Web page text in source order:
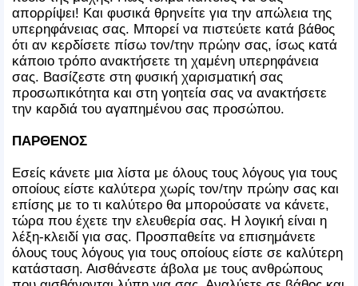
απορρίψει! Και φυσικά θρηνείτε για την απώλεια της
υπερηφάνειας σας. Μπορεί να πιστεύετε κατά βάθος
ότι αν κερδίσετε πίσω τον/την πρώην σας, ίσως κατά
κάποιο τρόπο ανακτήσετε τη χαμένη υπερηφάνεια
σας. Βασίζεστε στη φυσική χαρισματική σας
προσωπικότητα και στη γοητεία σας να ανακτήσετε
την καρδιά του αγαπημένου σας προσώπου.
ΠΑΡΘΕΝΟΣ
Εσείς κάνετε μια λίστα με όλους τους λόγους για τους
οποίους είστε καλύτερα χωρίς τον/την πρώην σας και
επίσης με το τι καλύτερο θα μπορούσατε να κάνετε,
τώρα που έχετε την ελευθερία σας. Η λογική είναι η
λέξη-κλειδί για σας. Προσπαθείτε να επισημάνετε
όλους τους λόγους για τους οποίους είστε σε καλύτερη
κατάσταση. Αισθάνεστε άβολα με τους ανθρώπους